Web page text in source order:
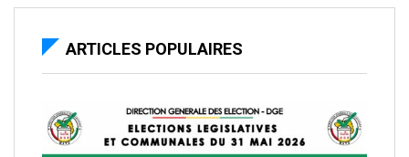
ARTICLES POPULAIRES